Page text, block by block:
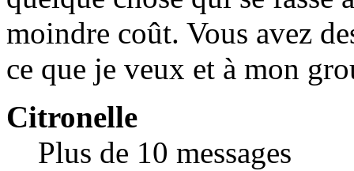
moindre coût. Vous avez
ce que je veux et à mon
Citronelle
Plus de 10 messages